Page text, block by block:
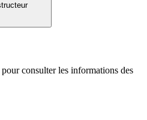
consulter les informations des